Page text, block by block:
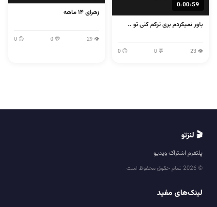
0:00:59
باور نمیکردم بری ترکم کنی تو ..
👁 23
💬 0
😊 0
زهرای ۱۴ ماهه
👁 29
💬 0
😊 0
🎬 لنزتو
پلتفرم اشتراک ویدیو
© 2026 تمام حقوق محفوظ است
لینک‌های مفید